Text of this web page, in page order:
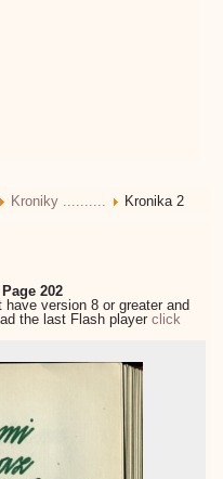
Kroniky ..........
Kronika 2
202
version 8 or greater and
the last Flash playerclick